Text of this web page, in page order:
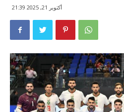
أكتوبر 21, 2025 21:39